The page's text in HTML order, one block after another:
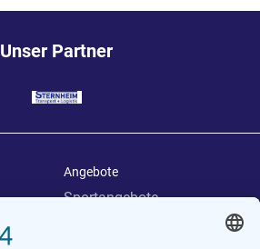
Unser Partner
Angebote
Sportangebote